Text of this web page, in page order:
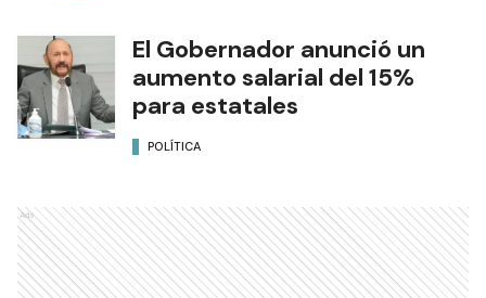
El Gobernador anunció un
aumento salarial del 15%
para estatales
POLÍTICA
Ads